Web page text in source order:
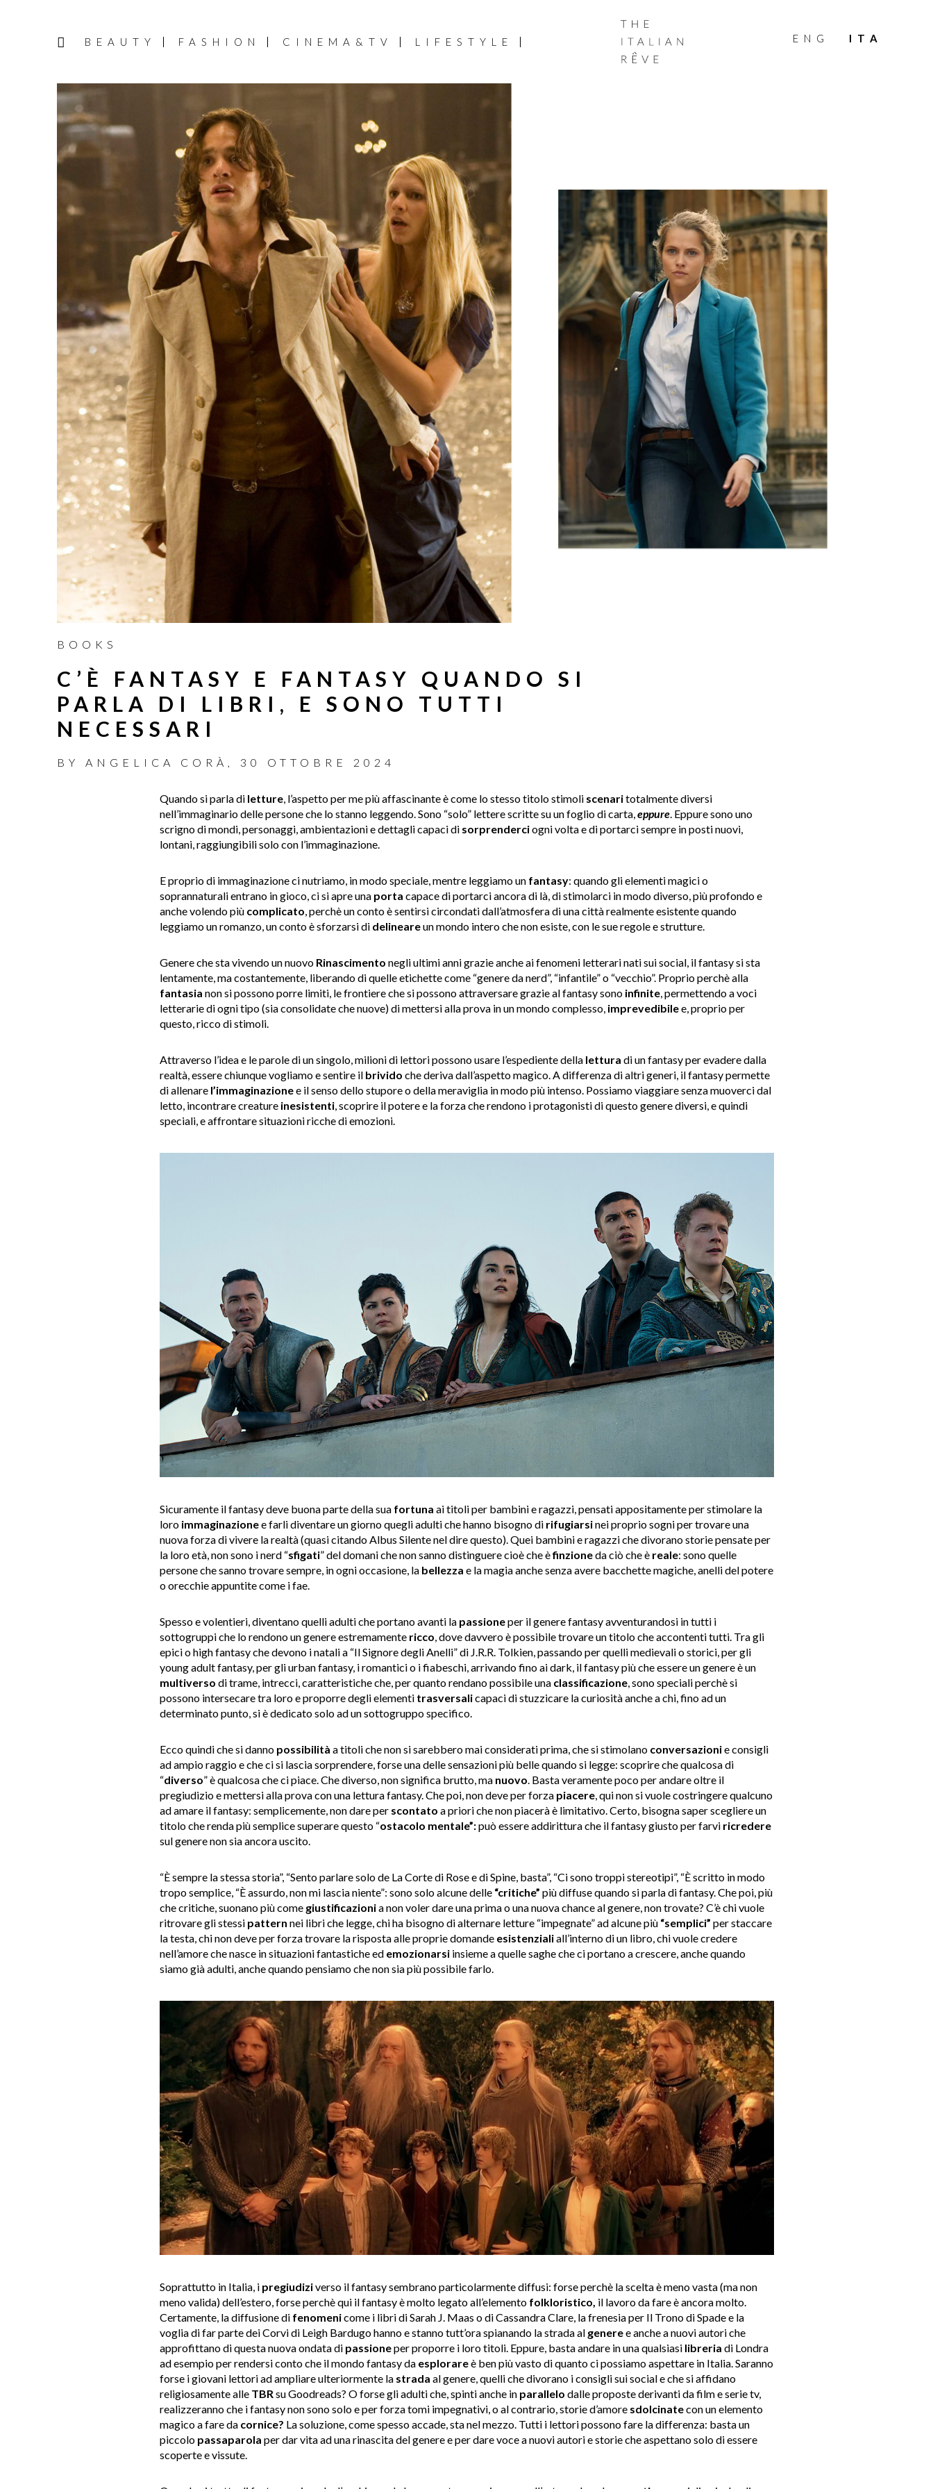
BEAUTY FASHION CINEMA&TV LIFESTYLE
ITALIAN
RÊVE
ENG ITA
BOOKS
C’È FANTASY E FANTASY QUANDO SI
PARLA DI LIBRI, E SONO TUTTI
NECESSARI
BY ANGELICA CORÀ , 30 OTTOBRE 2024
Quando si parla di letture, l’aspetto per me più affascinante è come lo stesso titolo stimoli scenaritotalmente diversi
nell’immaginario delle persone che lo stanno leggendo. Sono “solo” lettere scritte su un foglio di carta,eppure. Eppure sono uno
scrigno di mondi, personaggi, ambientazioni e dettagli capaci di sorprenderciogni volta e di portarci sempre in posti nuovi,
lontani, raggiungibili solo con l’immaginazione.
E proprio di immaginazione ci nutriamo, in modo speciale, mentre leggiamo un fantasy: quando gli elementi magici o
soprannaturali entrano in gioco, ci si apre una porta capace di portarci ancora di là, di stimolarci in modo diverso, più profondo e
anche volendo più complicato, perchè un conto è sentirsi circondati dall’atmosfera di una città realmente esistente quando
leggiamo un romanzo, un conto è sforzarsi di delineareun mondo intero che non esiste, con le sue regole e strutture.
Genere che sta vivendo un nuovo Rinascimento negli ultimi anni grazie anche ai fenomeni letterari nati sui social, il fantasy si sta
lentamente, ma costantemente, liberando di quelle etichette come “genere da nerd”, “infantile” o “vecchio”. Proprio perchè alla
fantasia non si possono porre limiti, le frontiere che si possono attraversare grazie al fantasy sono infinite, permettendo a voci
letterarie di ogni tipo (sia consolidate che nuove) di mettersi alla prova in un mondo complesso, imprevedibilee, proprio per
questo, ricco di stimoli.
Attraverso l’idea e le parole di un singolo, milioni di lettori possono usare l’espediente della lettura di un fantasy per evadere dalla
realtà, essere chiunque vogliamo e sentire il brivido che deriva dall’aspetto magico. A differenza di altri generi, il fantasy permette
di allenare l’immaginazionee il senso dello stupore o della meraviglia in modo più intenso. Possiamo viaggiare senza muoverci dal
letto, incontrare creature inesistenti, scoprire il potere e la forza che rendono i protagonisti di questo genere diversi, e quindi
speciali, e affrontare situazioni ricche di emozioni.
Sicuramente il fantasy deve buona parte della sua fortuna ai titoli per bambini e ragazzi, pensati appositamente per stimolare la
loro immaginazionee farli diventare un giorno quegli adulti che hanno bisogno di rifugiarsinei proprio sogni per trovare una
nuova forza di vivere la realtà (quasi citando Albus Silente nel dire questo). Quei bambini e ragazzi che divorano storie pensate per
la loro età, non sono i nerd “sfigati” del domani che non sanno distinguere cioè che èfinzioneda ciò che è reale: sono quelle
persone che sanno trovare sempre, in ogni occasione, la bellezza e la magia anche senza avere bacchette magiche, anelli del potere
o orecchie appuntite come i fae.
Spesso e volentieri, diventano quelli adulti che portano avanti la passioneper il genere fantasy avventurandosi in tutti i
sottogruppi che lo rendono un genere estremamente ricco , dove davvero è possibile trovare un titolo che accontenti tutti. Tra gli
epici o high fantasy che devono i natali a “Il Signore degli Anelli” di J.R.R. Tolkien, passando per quelli medievali o storici, per gli
young adult fantasy, per gli urban fantasy, i romantici o i fiabeschi, arrivando fino ai dark, il fantasy più che essere un genere è un
multiverso di trame, intrecci, caratteristiche che, per quanto rendano possibile una classificazione, sono speciali perchè si
possono intersecare tra loro e proporre degli elementi trasversalicapaci di stuzzicare la curiosità anche a chi, fino ad un
determinato punto, si è dedicato solo ad un sottogruppo specifico.
Ecco quindi che si danno possibilità a titoli che non si sarebbero mai considerati prima, che si stimolano conversazionie consigli
ad ampio raggio e che ci si lascia sorprendere, forse una delle sensazioni più belle quando si legge: scoprire che qualcosa di
“diverso” è qualcosa che ci piace. Che diverso, non significa brutto, ma nuovo . Basta veramente poco per andare oltre il
pregiudizio e mettersi alla prova con una lettura fantasy. Che poi, non deve per forza piacere, qui non si vuole costringere qualcuno
ad amare il fantasy: semplicemente, non dare per scontato a priori che non piacerà è limitativo. Certo, bisogna saper scegliere un
titolo che renda più semplice superare questo “ostacolo mentale”:può essere addirittura che il fantasy giusto per farvi ricredere
sul genere non sia ancora uscito.
“È sempre la stessa storia”, “Sento parlare solo de La Corte di Rose e di Spine, basta”, “Ci sono troppi stereotipi”, “È scritto in modo
tropo semplice, “È assurdo, non mi lascia niente”: sono solo alcune delle “critiche” più diffuse quando si parla di fantasy. Che poi, più
che critiche, suonano più come giustificazionia non voler dare una prima o una nuova chance al genere, non trovate? C’è chi vuole
ritrovare gli stessi pattern nei libri che legge, chi ha bisogno di alternare letture “impegnate” ad alcune più “semplici” per staccare
la testa, chi non deve per forza trovare la risposta alle proprie domande esistenzialiall’interno di un libro, chi vuole credere
nell’amore che nasce in situazioni fantastiche ed emozionarsiinsieme a quelle saghe che ci portano a crescere, anche quando
siamo già adulti, anche quando pensiamo che non sia più possibile farlo.
Soprattutto in Italia, i pregiudiziverso il fantasy sembrano particolarmente diffusi: forse perchè la scelta è meno vasta (ma non
meno valida) dell’estero, forse perchè qui il fantasy è molto legato all’elemento folkloristico, il lavoro da fare è ancora molto.
Certamente, la diffusione di fenomenicome i libri di Sarah J. Maas o di Cassandra Clare, la frenesia per Il Trono di Spade e la
voglia di far parte dei Corvi di Leigh Bardugo hanno e stanno tutt’ora spianando la strada al generee anche a nuovi autori che
approfittano di questa nuova ondata di passioneper proporre i loro titoli. Eppure, basta andare in una qualsiasi libreria di Londra
ad esempio per rendersi conto che il mondo fantasy da esplorareè ben più vasto di quanto ci possiamo aspettare in Italia. Saranno
forse i giovani lettori ad ampliare ulteriormente la strada al genere, quelli che divorano i consigli sui social e che si affidano
religiosamente alle TBR su Goodreads? O forse gli adulti che, spinti anche in parallelo dalle proposte derivanti da film e serie tv,
realizzeranno che i fantasy non sono solo e per forza tomi impegnativi, o al contrario, storie d’amore sdolcinatecon un elemento
magico a fare da cornice? La soluzione, come spesso accade, sta nel mezzo. Tutti i lettori possono fare la differenza: basta un
piccolo passaparola per dar vita ad una rinascita del genere e per dare voce a nuovi autori e storie che aspettano solo di essere
scoperte e vissute.